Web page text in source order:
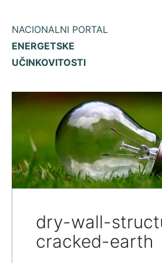
NACIONALNI PORTAL
ENERGETSKE
UČINKOVITOSTI
dry-wall-
cracked-earth